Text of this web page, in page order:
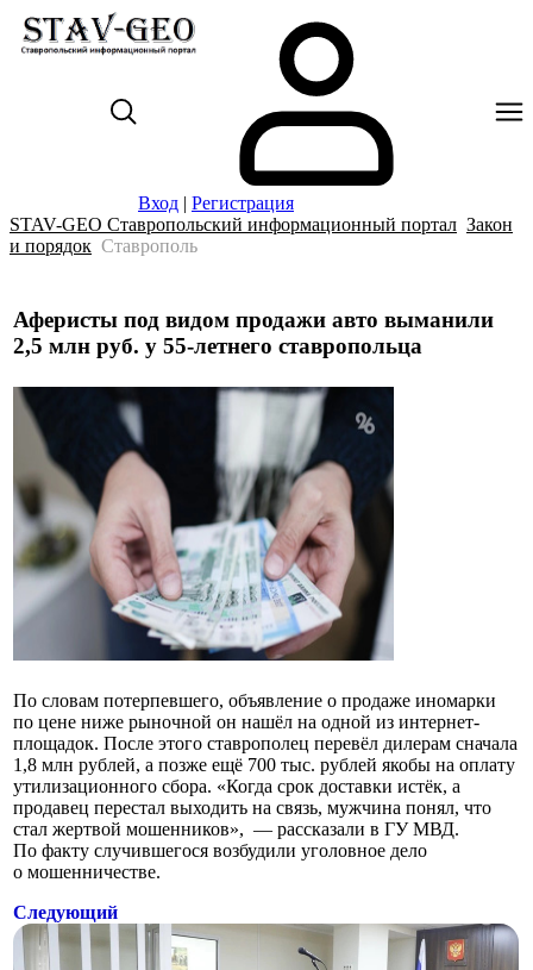
Вход | Регистрация
STAV-GEO Ставропольский информационный портал Закон
и порядок Ставрополь
Аферисты под видом продажи авто выманили
2,5 млн руб. у 55-летнего ставропольца
По словам потерпевшего, объявление о продаже иномарки
по цене ниже рыночной он нашёл на одной из интернет-
площадок. После этого ставрополец перевёл дилерам сначала
1,8 млн рублей, а позже ещё 700 тыс. рублей якобы на оплату
утилизационного сбора. «Когда срок доставки истёк, а
продавец перестал выходить на связь, мужчина понял, что
стал жертвой мошенников», — рассказали в ГУ МВД.
По факту случившегося возбудили уголовное дело
о мошенничестве.
Следующий